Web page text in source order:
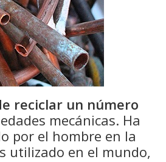
reciclar un número
mecánicas. Ha
por el hombre en la
utilizado en el mundo,